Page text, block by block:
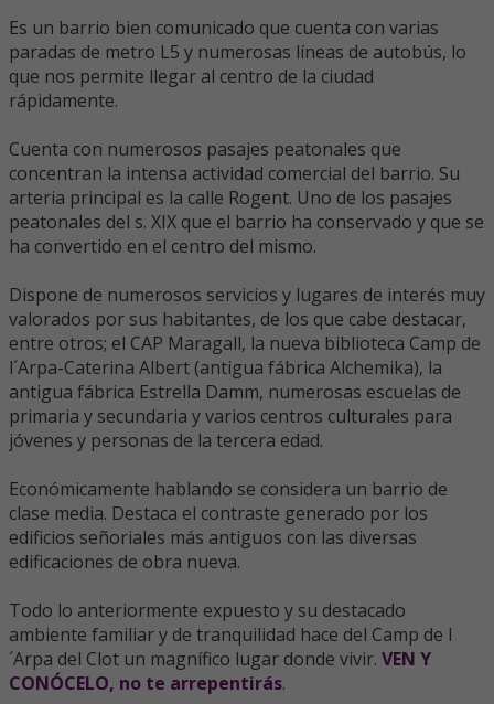
Es un barrio bien comunicado que cuenta con varias
paradas de metro L5 y numerosas líneas de autobús, lo
que nos permite llegar al centro de la ciudad
rápidamente.
Cuenta con numerosos pasajes peatonales que
concentran la intensa actividad comercial del barrio. Su
arteria principal es la calle Rogent. Uno de los pasajes
peatonales del s. XIX que el barrio ha conservado y que se
ha convertido en el centro del mismo.
Dispone de numerosos servicios y lugares de interés muy
valorados por sus habitantes, de los que cabe destacar,
entre otros; el CAP Maragall, la nueva biblioteca Camp de
l´Arpa-Caterina Albert (antigua fábrica Alchemika), la
antigua fábrica Estrella Damm, numerosas escuelas de
primaria y secundaria y varios centros culturales para
jóvenes y personas de la tercera edad.
Económicamente hablando se considera un barrio de
clase media. Destaca el contraste generado por los
edificios señoriales más antiguos con las diversas
edificaciones de obra nueva.
Todo lo anteriormente expuesto y su destacado
ambiente familiar y de tranquilidad hace del Camp de l
´Arpa del Clot un magnífico lugar donde vivir. VEN Y
CONÓCELO, no te arrepentirás.